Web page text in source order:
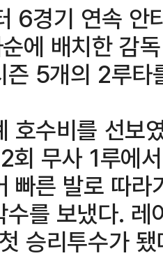
6경기 연속 안
에 배치한 감
5개의 2루타
호수비를 선보
회 무사 1루에
빠른 발로 따
수를 보냈다.
승리투수가 됐